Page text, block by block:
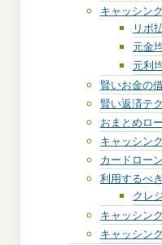
キャッシン
リボ
元金
元利
賢いお金の
賢い返済テ
おまとめロ
キャッシン
カードロー
利用するべ
クレ
キャッシン
キャッシン